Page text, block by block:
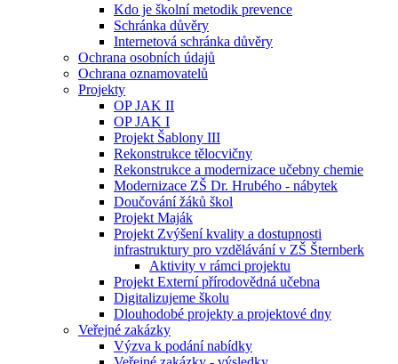
Kdo je školní metodik prevence
Schránka důvěry
Internetová schránka důvěry
Ochrana osobních údajů
Ochrana oznamovatelů
Projekty
OP JAK II
OP JAK I
Projekt Šablony III
Rekonstrukce tělocvičny
Rekonstrukce a modernizace učebny chemie
Modernizace ZŠ Dr. Hrubého - nábytek
Doučování žáků škol
Projekt Maják
Projekt Zvýšení kvality a dostupnosti
infrastruktury pro vzdělávání v ZŠ Šternberk
Aktivity v rámci projektu
Projekt Externí přírodovědná učebna
Digitalizujeme školu
Dlouhodobé projekty a projektové dny
Veřejné zakázky
Výzva k podání nabídky